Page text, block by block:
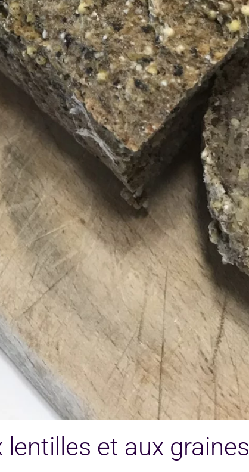
lentilles et aux graines